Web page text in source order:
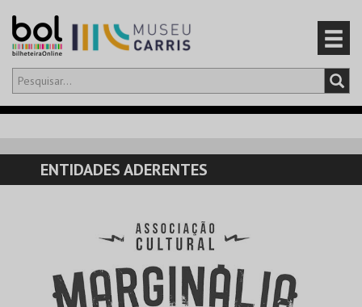
Olá,iniciar sessão
CARRINHO
EVENTOS
PRODUTOS
ENTIDADES ADERENTES